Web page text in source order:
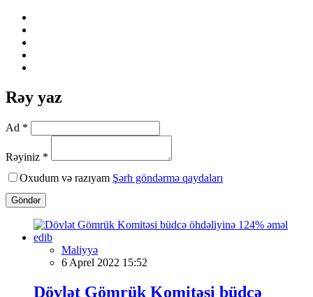
Rəy yaz
Ad *
Rəyiniz *
Oxudum və razıyam Şərh göndərmə qaydaları
Göndər
Maliyyə
6 Aprel 2022 15:52
Dövlət Gömrük Komitəsi büdcə